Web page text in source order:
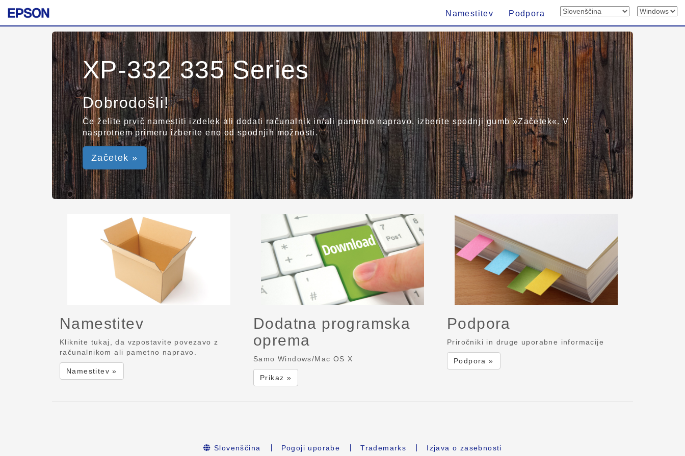
Namestitev Podpora
XP-332 335 Series
Dobrodošli!
Če želite prvič namestiti izdelek ali dodati računalnik in/ali pametno napravo, izberite spodnji gumb »Začetek«. V
nasprotnem primeru izberite eno od spodnjih možnosti.
Začetek »
Namestitev
Kliknite tukaj, da vzpostavite povezavo z
računalnikom ali pametno napravo.
Namestitev »
Dodatna programska
oprema
Samo Windows/Mac OS X
Prikaz »
Podpora
Priročniki in druge uporabne informacije
Podpora »
Slovenščina Pogoji uporabe Trademarks Izjava o zasebnosti